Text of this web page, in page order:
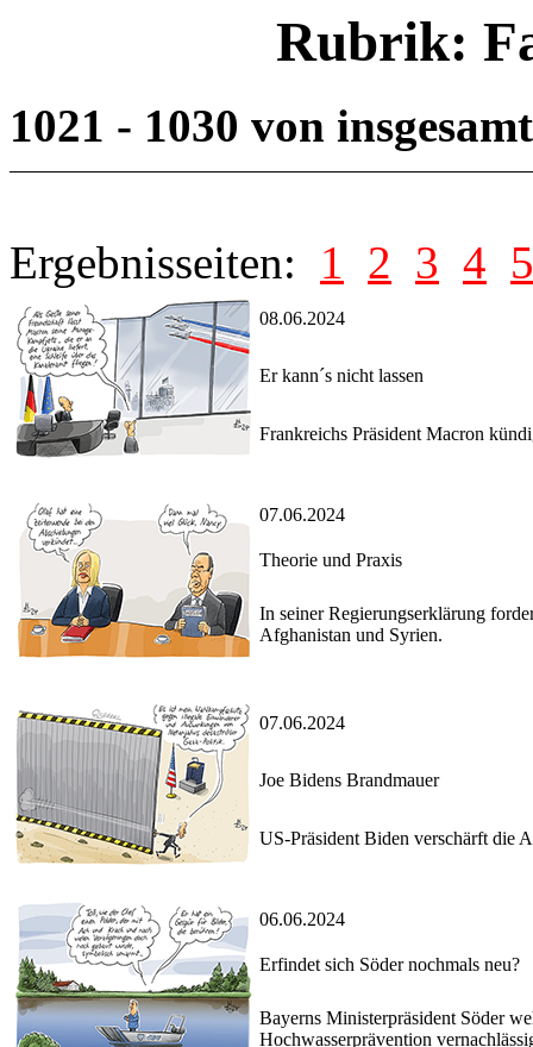
Rubrik:
1021 - 1030 von
Ergebnisseiten: 1 2 3 4 5
08.06.2024
Er kann´s nicht lassen
Frankreichs Präsident Macron
07.06.2024
Theorie und Praxis
In seiner Regierungserklärung
Afghanistan und Syrien.
07.06.2024
Joe Bidens Brandmauer
US-Präsident Biden verschärft die
06.06.2024
Erfindet sich Söder nochmals neu?
Bayerns Ministerpräsident Söder
Hochwasserprävention